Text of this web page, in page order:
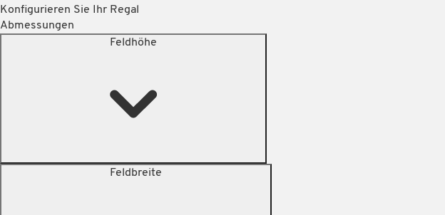
Konfigurieren Sie Ihr Regal
Abmessungen
Feldhöhe
Feldbreite